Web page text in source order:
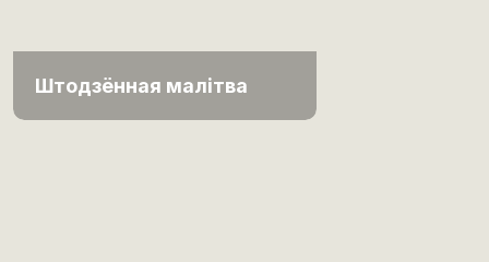
Штодзённая малітва